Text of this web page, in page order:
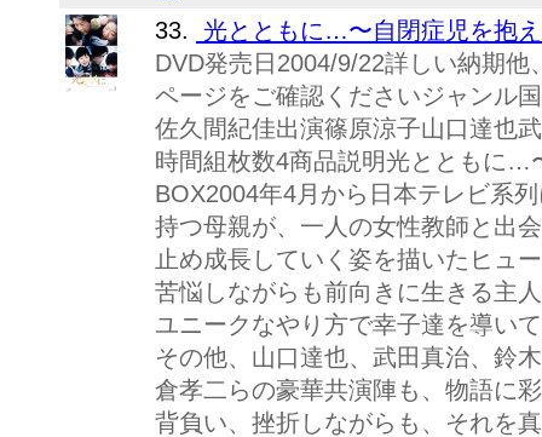
33.
光とともに…〜自閉症児を抱
DVD発売日2004/9/22詳しい納期
ページをご確認くださいジャンル
佐久間紀佳出演篠原涼子山口達也
時間組枚数4商品説明光とともに…
BOX2004年4月から日本テレビ系
持つ母親が、一人の女性教師と出
止め成長していく姿を描いたヒュ
苦悩しながらも前向きに生きる主
ユニークなやり方で幸子達を導い
その他、山口達也、武田真治、鈴
倉孝二らの豪華共演陣も、物語に
背負い、挫折しながらも、それを